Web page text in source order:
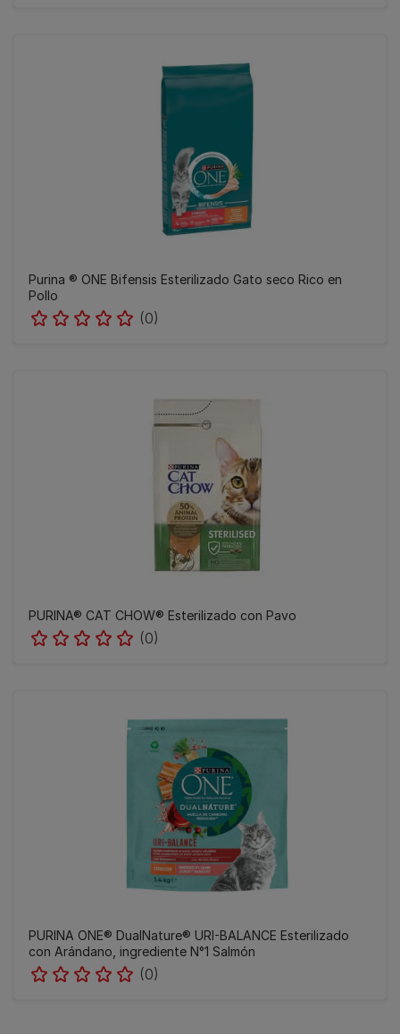
Purina ® ONE Bifensis Esterilizado Gato seco Rico en
Pollo
(0)
PURINA® CAT CHOW®​ Esterilizado con Pavo
(0)
PURINA ONE® DualNature® URI-BALANCE Esterilizado
con Arándano, ingrediente N°1 Salmón
(0)